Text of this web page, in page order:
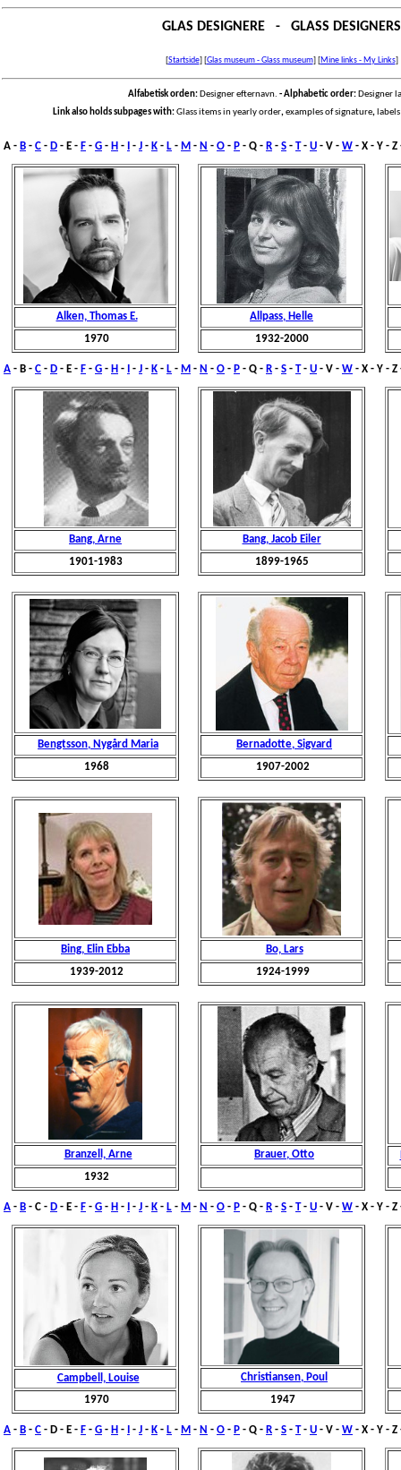
GLAS DESIGNERE - GLASS DESIGNERS
[Startside] [Glas museum - Glass museum] [Mine links - My Links]
Alfabetisk orden: Designer efternavn. -Alphabetic order: Designer
Link also holdssubpages with:Glass items in yearly order,examples of signature,
A - B - C - D - E - F - G - H - - J - K - L - M - N - O - P - Q - R - S - T- U - V - W - X - Y -
Alken, Thomas E.
1970
Allpass, Helle
1932-2000
A - B - C - D - E - F - G - H - - J - K - L - M - N - O - P - Q - R - S - T- U - V - W - X - Y -
Bang, Arne
1901-1983
Bang, Jacob Eiler
1899-1965
Bengtsson, Nygård Maria
1968
Bernadotte, Sigvard
1907-2002
Bing, Elin Ebba
1939-2012
Bo, Lars
1924-1999
Branzell, Arne
1932
Brauer, Otto
A - B - C - D - E - F - G - H - - J - K - L - M - N - O - P - Q - R - S - T- U - V - W - X - Y -
Campbell, Louise
1970
Christiansen, Poul
1947
A - B - C - D - E - F - G - H - - J - K - L - M - N - O - P - Q - R - S - T- U - V - W - X - Y -